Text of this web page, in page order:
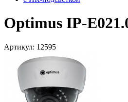
Optimus IP-
Артикул: 12595